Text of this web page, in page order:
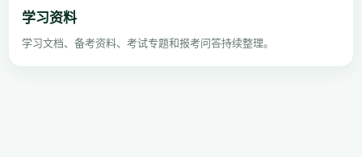
学习资料
学习文档、备考资料、考试专题和报考问答持续整理。